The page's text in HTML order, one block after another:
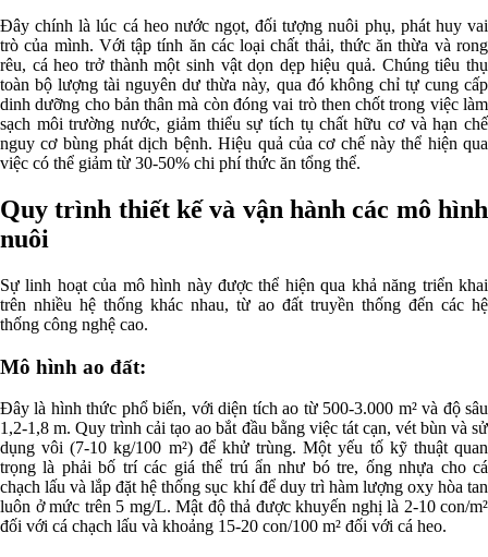
Đây chính là lúc cá heo nước ngọt, đối tượng nuôi phụ, phát huy vai
trò của mình. Với tập tính ăn các loại chất thải, thức ăn thừa và rong
rêu, cá heo trở thành một sinh vật dọn dẹp hiệu quả. Chúng tiêu thụ
toàn bộ lượng tài nguyên dư thừa này, qua đó không chỉ tự cung cấp
dinh dưỡng cho bản thân mà còn đóng vai trò then chốt trong việc làm
sạch môi trường nước, giảm thiểu sự tích tụ chất hữu cơ và hạn chế
nguy cơ bùng phát dịch bệnh. Hiệu quả của cơ chế này thể hiện qua
việc có thể giảm từ 30-50% chi phí thức ăn tổng thể.
Quy trình thiết kế và vận hành các mô hình
nuôi
Sự linh hoạt của mô hình này được thể hiện qua khả năng triển khai
trên nhiều hệ thống khác nhau, từ ao đất truyền thống đến các hệ
thống công nghệ cao.
Mô hình ao đất:
Đây là hình thức phổ biến, với diện tích ao từ 500-3.000 m² và độ sâu
1,2-1,8 m. Quy trình cải tạo ao bắt đầu bằng việc tát cạn, vét bùn và sử
dụng vôi (7-10 kg/100 m²) để khử trùng. Một yếu tố kỹ thuật quan
trọng là phải bố trí các giá thể trú ẩn như bó tre, ống nhựa cho cá
chạch lấu và lắp đặt hệ thống sục khí để duy trì hàm lượng oxy hòa tan
luôn ở mức trên 5 mg/L. Mật độ thả được khuyến nghị là 2-10 con/m²
đối với cá chạch lấu và khoảng 15-20 con/100 m² đối với cá heo.